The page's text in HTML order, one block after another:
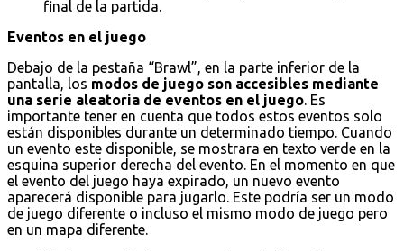
final de la partida.
Eventos en el juego
Debajo de la pestaña “Brawl”, en la parte inferior de la
pantalla, los modos de juego son accesibles mediante
una serie aleatoria de eventos en el juego. Es
importante tener en cuenta que todos estos eventos solo
están disponibles durante un determinado tiempo. Cuando
un evento este disponible, se mostrara en texto verde en la
esquina superior derecha del evento. En el momento en que
el evento del juego haya expirado, un nuevo evento
aparecerá disponible para jugarlo. Este podría ser un modo
de juego diferente o incluso el mismo modo de juego pero
en un mapa diferente.